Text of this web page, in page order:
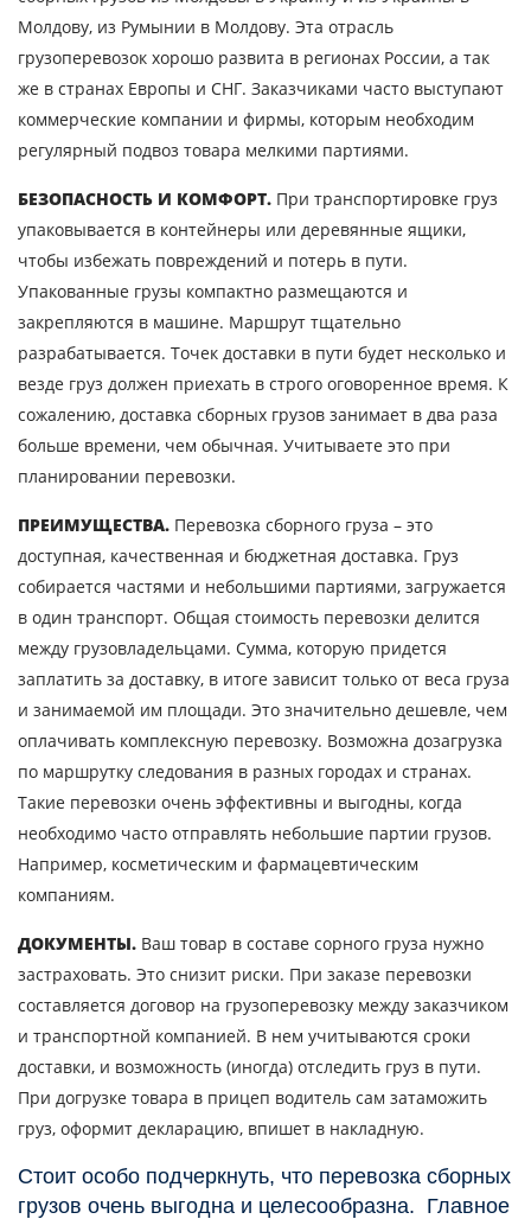
Молдову, из Румынии в Молдову. Эта отрасль
грузоперевозок хорошо развита в регионах России, а так
же в странах Европы и СНГ. Заказчиками часто выступают
коммерческие компании и фирмы, которым необходим
регулярный подвоз товара мелкими партиями.
БЕЗОПАСНОСТЬ И КОМФОРТ. При транспортировке груз
упаковывается в контейнеры или деревянные ящики,
чтобы избежать повреждений и потерь в пути.
Упакованные грузы компактно размещаются и
закрепляются в машине. Маршрут тщательно
разрабатывается. Точек доставки в пути будет несколько и
везде груз должен приехать в строго оговоренное время. К
сожалению, доставка сборных грузов занимает в два раза
больше времени, чем обычная. Учитываете это при
планировании перевозки.
ПРЕИМУЩЕСТВА. Перевозка сборного груза – это
доступная, качественная и бюджетная доставка. Груз
собирается частями и небольшими партиями, загружается
в один транспорт. Общая стоимость перевозки делится
между грузовладельцами. Сумма, которую придется
заплатить за доставку, в итоге зависит только от веса груза
и занимаемой им площади. Это значительно дешевле, чем
оплачивать комплексную перевозку. Возможна дозагрузка
по маршрутку следования в разных городах и странах.
Такие перевозки очень эффективны и выгодны, когда
необходимо часто отправлять небольшие партии грузов.
Например, косметическим и фармацевтическим
компаниям.
ДОКУМЕНТЫ. Ваш товар в составе сорного груза нужно
застраховать. Это снизит риски. При заказе перевозки
составляется договор на грузоперевозку между заказчиком
и транспортной компанией. В нем учитываются сроки
доставки, и возможность (иногда) отследить груз в пути.
При догрузке товара в прицеп водитель сам затаможить
груз, оформит декларацию, впишет в накладную.
Стоит особо подчеркнуть, что перевозка сборных
грузов очень выгодна и целесообразна. Главное
Наименование груза
Дата загрузки
Тип транспорта
Объем груза
Контактное лицо
Контактный телефон
Отправляя заявку, вы соглашаетесь на
обработку персональных данных.
ОТПРАВИТЬ